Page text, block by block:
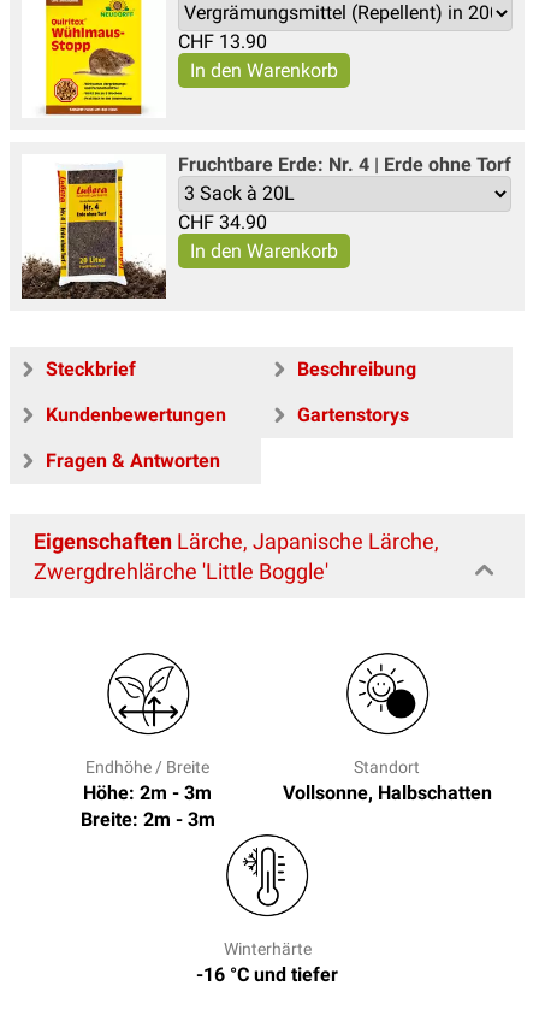
CHF 13.90
Fruchtbare Erde: Nr. 4 | Erde ohne Torf
CHF 34.90
Steckbrief
Beschreibung
Kundenbewertungen
Gartenstorys
Fragen & Antworten
Eigenschaften Lärche, Japanische Lärche,
Zwergdrehlärche 'Little Boggle'
Endhöhe / Breite
Höhe: 2m - 3m
Breite: 2m - 3m
Standort
Vollsonne, Halbschatten
Winterhärte
-16 °C und tiefer